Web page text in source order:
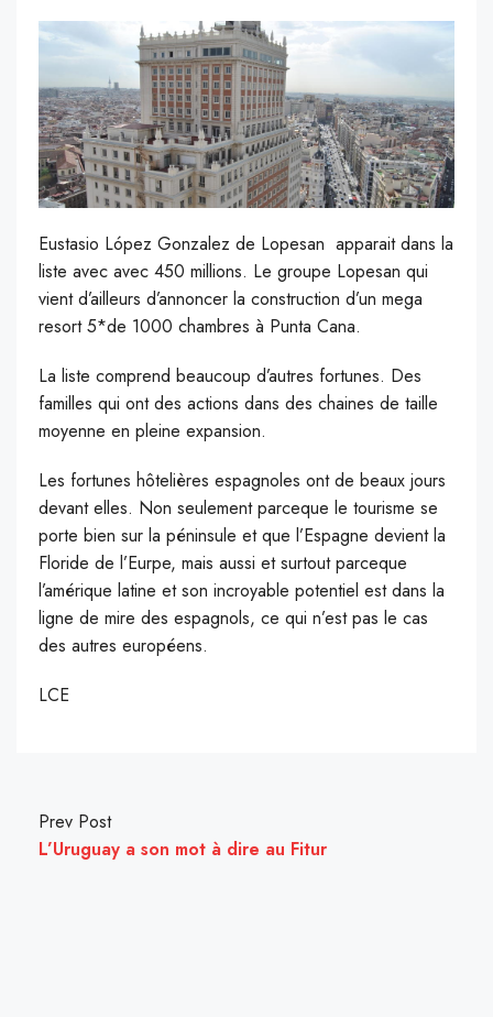
Eustasio López Gonzalez de Lopesan apparait dans la
liste avec avec 450 millions. Le groupe Lopesan qui
vient d’ailleurs d’annoncer la construction d’un mega
resort 5*de 1000 chambres à Punta Cana.
La liste comprend beaucoup d’autres fortunes. Des
familles qui ont des actions dans des chaines de taille
moyenne en pleine expansion.
Les fortunes hôtelières espagnoles ont de beaux jours
devant elles. Non seulement parceque le tourisme se
porte bien sur la péninsule et que l’Espagne devient la
Floride de l’Eurpe, mais aussi et surtout parceque
l’amérique latine et son incroyable potentiel est dans la
ligne de mire des espagnols, ce qui n’est pas le cas
des autres européens.
LCE
Prev Post
L’Uruguay a son mot à dire au Fitur